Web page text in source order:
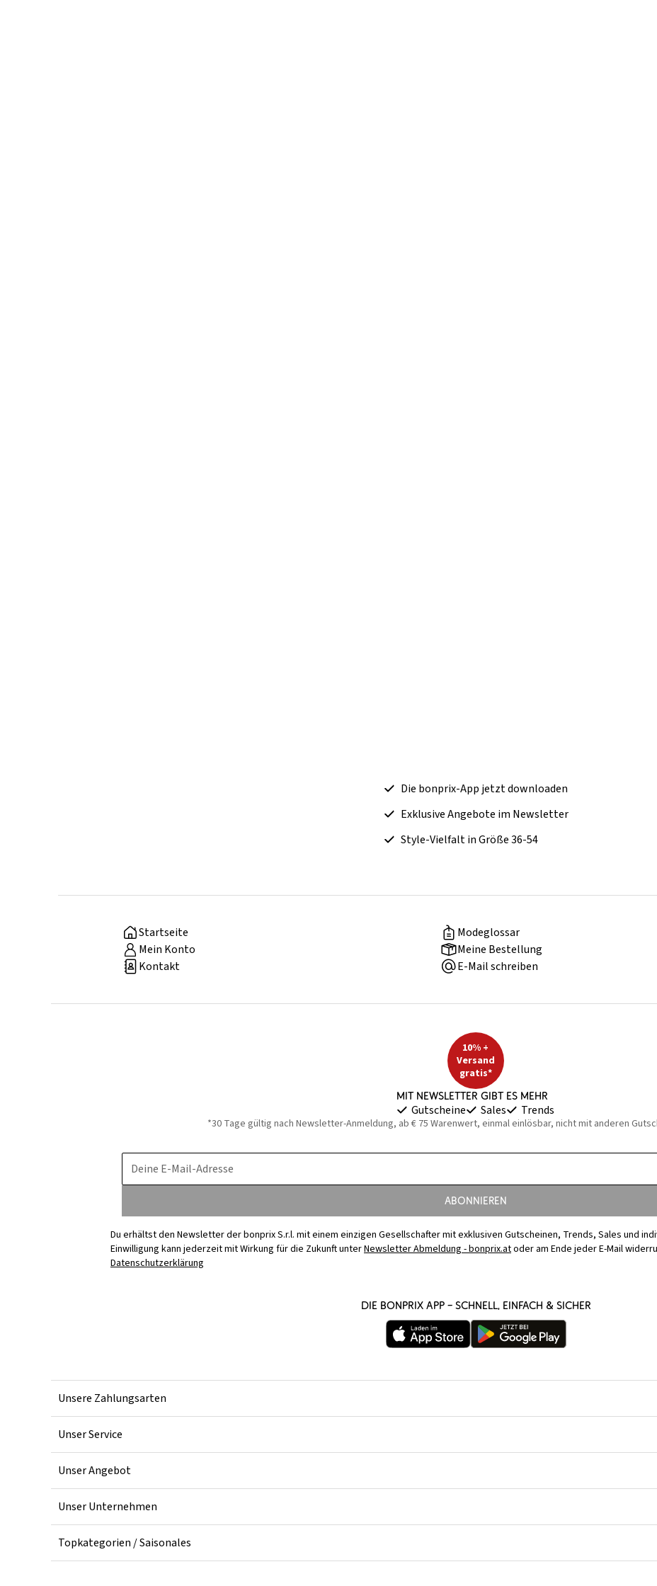
Die bonprix-App jetzt downloaden
Exklusive Angebote im Newsletter
Style-Vielfalt in Größe 36-54
Startseite
Modeglossar
Mein Konto
Meine Bestellung
Kontakt
E-Mail schreiben
10% +
Versand
gratis*
Mit Newsletter gibt es mehr
Gutscheine Sales Trends
*30 Tage gültig nach Newsletter-Anmeldung, ab € 75 Warenwert, einmal einlösbar, nicht mit anderen
Deine E-Mail-Adresse
Abonnieren
Du erhältst den Newsletter der bonprix S.r.l. mit einem einzigen Gesellschafter mit exklusiven Gutscheinen, Trends, Sales und
Einwilligung kann jederzeit mit Wirkung für die Zukunft unterNewsletter Abmeldung - bonprix.atoder am Ende jeder E-Mail
Datenschutzerklärung
Die bonprix App – schnell, einfach & sicher
Unsere Zahlungsarten
Unser Service
Unser Angebot
Unser Unternehmen
Topkategorien / Saisonales